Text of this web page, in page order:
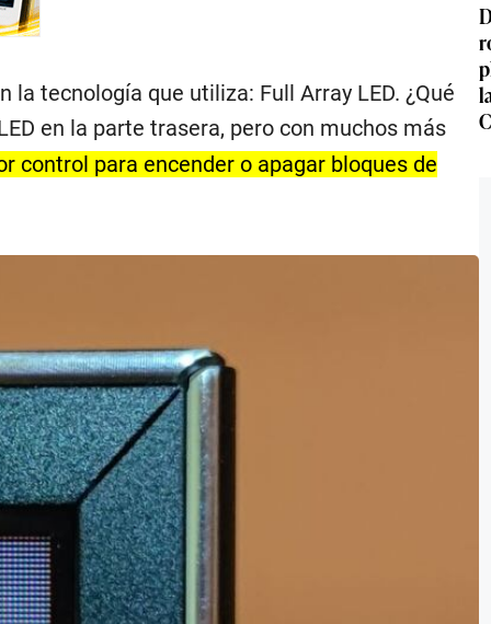
tecnología que utiliza: Full Array LED. ¿Qué
en la parte trasera, pero con muchos más
control para encender o apagar bloques de